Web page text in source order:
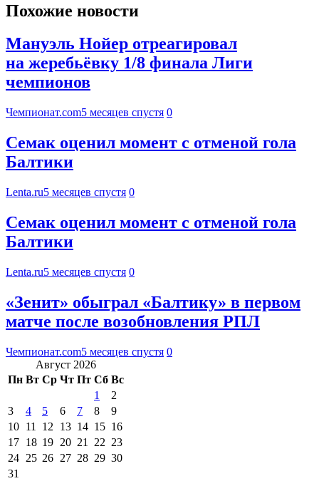
Похожие новости
Мануэль Нойер отреагировал
на жеребьёвку 1/8 финала Лиги
чемпионов
Чемпионат.com5 месяцев спустя 0
Семак оценил момент с отменой гола
Балтики
Lenta.ru5 месяцев спустя 0
Семак оценил момент с отменой гола
Балтики
Lenta.ru5 месяцев спустя 0
«Зенит» обыграл «Балтику» в первом
матче после возобновления РПЛ
Чемпионат.com5 месяцев спустя 0
Август 2026
Пн Вт Ср Чт Пт Сб Вс
1
2
3
4 5 6 7 8
9
10 11 12 13 14 15 16
17 18 19 20 21 22 23
24 25 26 27 28 29 30
31